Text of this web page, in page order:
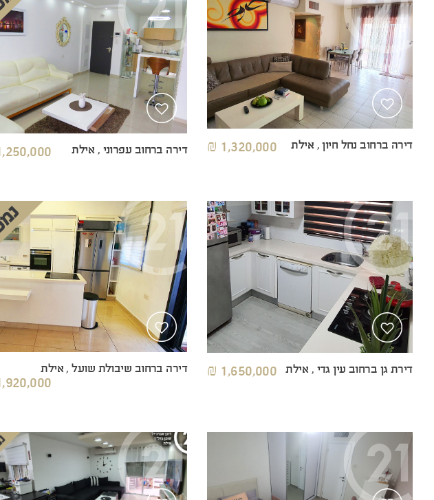
דירה ברחוב עפרוני , אילת ₪ דירה ברחוב נחל חיון , אילת 1,320,000 ₪
דירה ברחוב שיבולת שועל , אילת
₪
דירת גן ברחוב עין גדי , אילת 1,650,000 ₪